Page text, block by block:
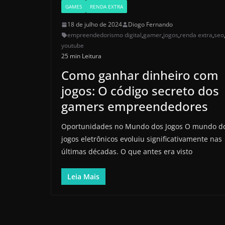
GAMES RENDA EXTRA
18 de julho de 2024
Diogo Fernando
empreendedorismo digital,gamer,jogos,renda extra,seo,
youtube
25 min Leitura
Como ganhar dinheiro com
jogos: O código secreto dos
gamers empreendedores
Oportunidades no Mundo dos Jogos O mundo
jogos eletrônicos evoluiu significativamente nas
últimas décadas. O que antes era visto
Leia Mais